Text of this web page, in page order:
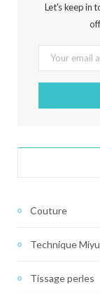
Let's keep in
Couture
Technique
Tissage perles